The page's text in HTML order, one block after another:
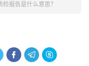
检报告是什么意思？
  